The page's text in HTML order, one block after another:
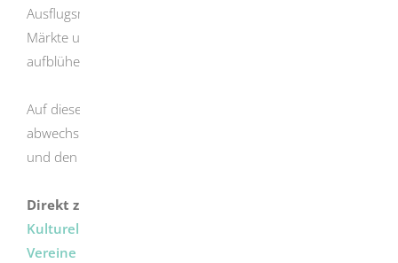
Ausflugsmöglichkeiten an und auch die alljährlichen
Märkte und Feste der Stadt lassen Herbrechtingen
aufblühen.
Auf diese Weise entsteht ein buntes,
abwechslungsreiches Miteinander, welches das Leben
und den Alltag in Herbrechtingen begleitet.
Direkt zu
Kulturelle Vereine
Vereine